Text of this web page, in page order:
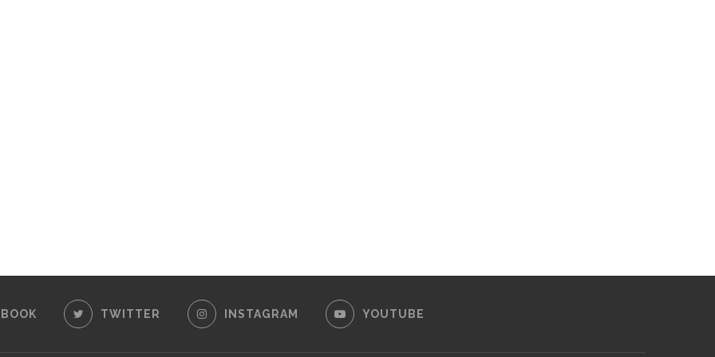
TWITTER INSTAGRAM YOUTUBE